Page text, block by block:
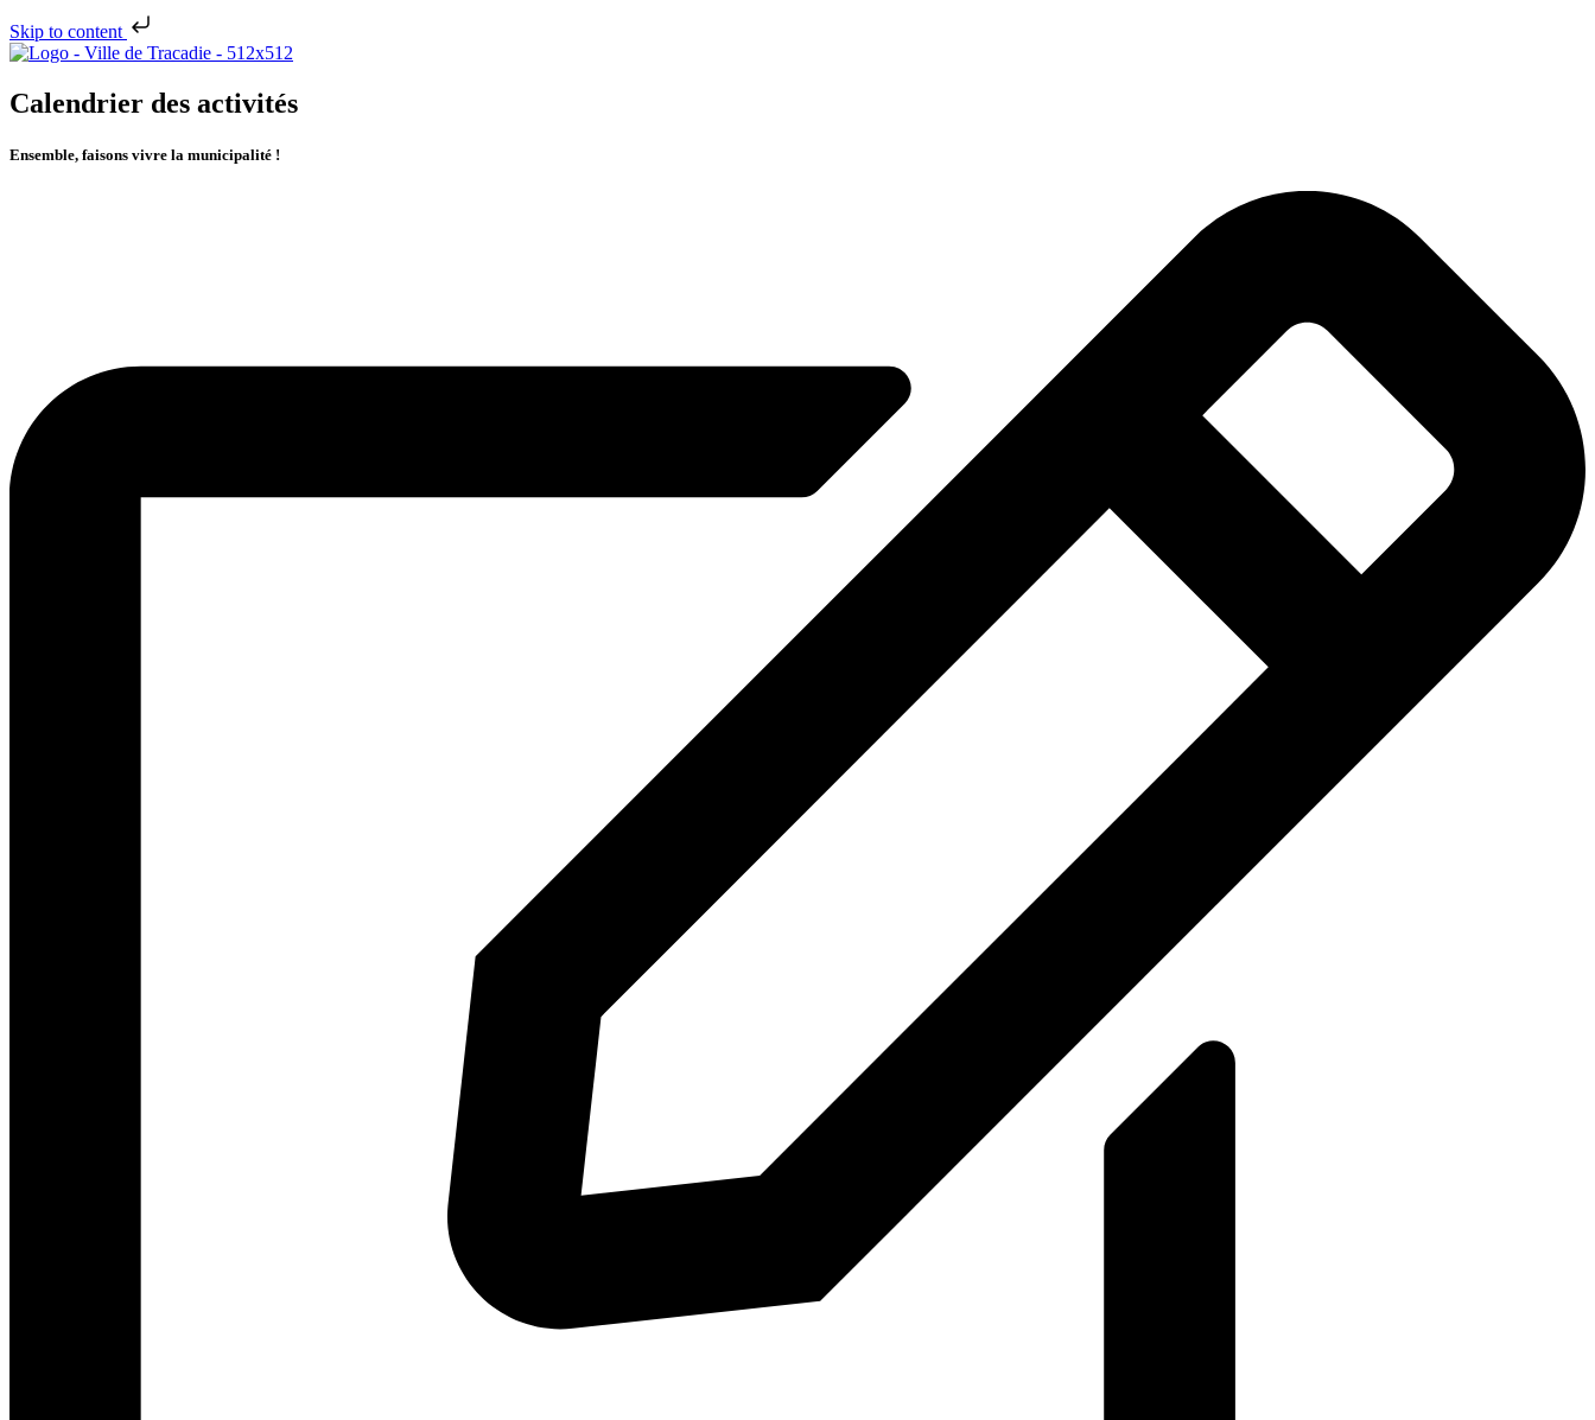
Skip to content
Calendrier des activités
Ensemble, faisons vivre la municipalité !